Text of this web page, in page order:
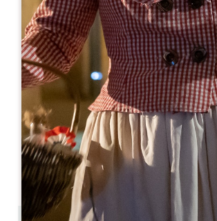
05 47 54 02 19
MÊS DE ABERTURA
J F M A M J J A S O N
DIAS DE ABERTURA
S Q
AM
Q
AM
S
AM
S
AM